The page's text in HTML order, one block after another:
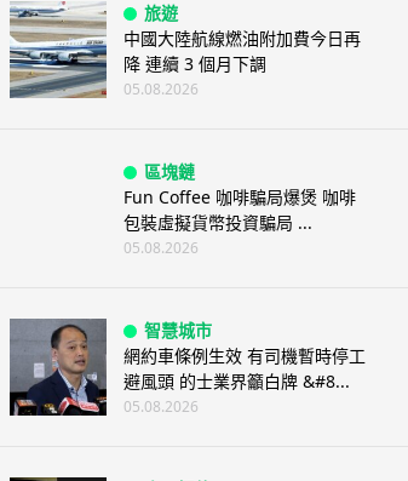
旅遊
中國大陸航線燃油附加費今日再
降 連續 3 個月下調
05.08.2026
區塊鏈
Fun Coffee 咖啡騙局爆煲 咖啡
包裝虛擬貨幣投資騙局 ...
05.08.2026
智慧城市
網約車條例生效 有司機暫時停工
避風頭 的士業界籲白牌 &#8...
05.08.2026